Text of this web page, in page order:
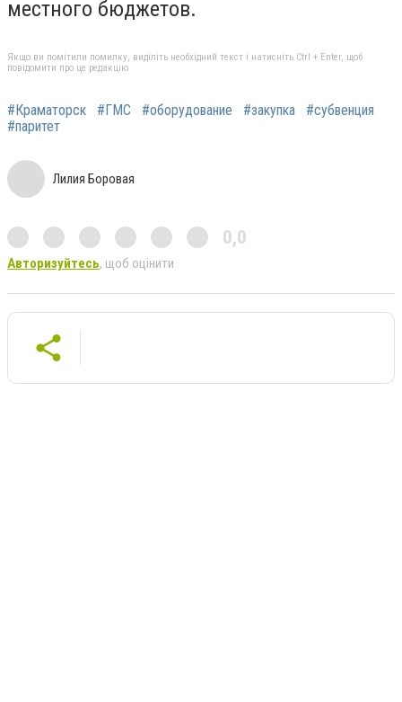
местного бюджетов.
Якщо ви помітили помилку, виділіть необхідний текст і натисніть Ctrl + Enter, щоб
повідомити про це редакцію
#Краматорск #ГМС #оборудование #закупка
#субвенция
#паритет
Лилия Боровая
0,0
Авторизуйтесь, щоб оцінити